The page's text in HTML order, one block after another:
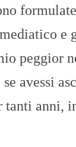
e
peggior
avessi
tanti anni,